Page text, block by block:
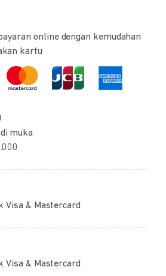
online dengan kemudahan
kartu
muka
Visa & Mastercard
Visa & Mastercard